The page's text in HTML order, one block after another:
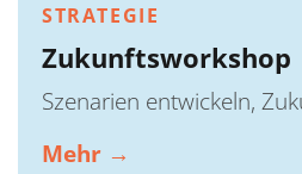
STRATEGIE
Zukunftsworkshop
Szenarien entwickeln,
Mehr →